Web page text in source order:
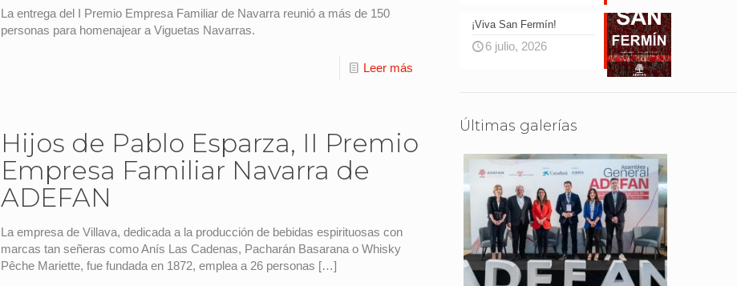
La entrega del I Premio Empresa Familiar de Navarra reunió a más de 150
personas para homenajear a Viguetas Navarras.
Leer más
Hijos de Pablo Esparza, II Premio
Empresa Familiar Navarra de
ADEFAN
La empresa de Villava, dedicada a la producción de bebidas espirituosas con
marcas tan señeras como Anís Las Cadenas, Pacharán Basarana o Whisky
Pêche Mariette, fue fundada en 1872, emplea a 26 personas […]
¡Viva San Fermín!
6 julio, 2026
Últimas galerías